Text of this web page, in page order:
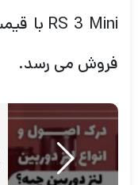
فروش می رسد.